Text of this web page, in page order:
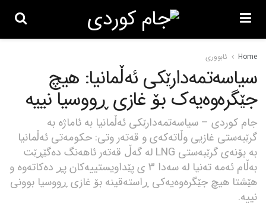
Home ئابووری
سیاسەتمەدارێکی ئەڵمانیا: هیچ
جێگرەوەیەک بۆ غازی ڕووسیا نییە
جام کوردی – سیاسەتمەدارێکی ئەڵمانیا بە ئاماژە بە
گرێبەستی غازیی وڵاتەکەی و قەتەر وتی: حکومەتی ئەڵمانیا
بە بۆنەی گرێبەستی LNG لە گەڵ قەتەر ئاهەنگ دەگێڕێت
بەڵام ئەمە تەنیا لە سەدا 3 ی پێداویستییەکان پڕ دەکاتەوە و
هێشتا هیچ جێگرەوەیەکی ڕاستەقینە بۆ غازی ڕووسیا بوونی
نییە.